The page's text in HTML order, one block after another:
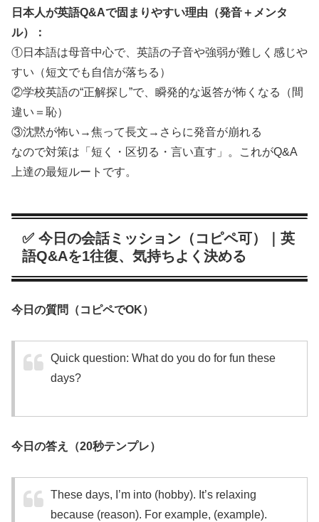
日本人が英語Q&Aで固まりやすい理由（発音＋メンタ
ル）：
①日本語は母音中心で、英語の子音や強弱が難しく感じや
すい（短文でも自信が落ちる）
②学校英語の“正解探し”で、瞬発的な返答が怖くなる（間
違い＝恥）
③沈黙が怖い→焦って長文→さらに発音が崩れる
なので対策は「短く・区切る・言い直す」。これがQ&A
上達の最短ルートです。
✅ 今日の会話ミッション（コピペ可）｜英
語Q&Aを1往復、気持ちよく決める
今日の質問（コピペでOK）
Quick question: What do you do for fun these
days?
今日の答え（20秒テンプレ）
These days, I’m into (hobby). It’s relaxing
because (reason). For example, (example).